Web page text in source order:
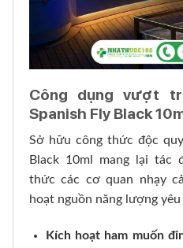
Công dụng vượt
Spanish Fly Black
Sở hữu công thức độc
Black 10ml mang lại tác
thức các cơ quan nhạy
hoạt nguồn năng lượng
Kích hoạt ham muốn